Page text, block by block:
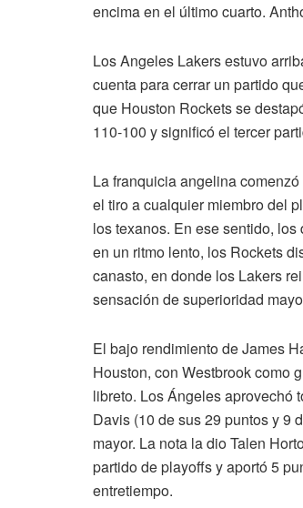
encima en el último cuarto.
Los Angeles Lakers estuvo
cuenta para cerrar un partido
que Houston Rockets se
110-100 y significó el tercer
La franquicia angelina
el tiro a cualquier miembro del
los texanos. En ese sentido,
en un ritmo lento, los Rockets
canasto, en donde los Lakers
sensación de superioridad
El bajo rendimiento de James
Houston, con Westbrook como
libreto. Los Ángeles aprovechó
Davis (10 de sus 29 puntos y 9
mayor. La nota la dio Talen
partido de playoffs y aportó 5
entretiempo.